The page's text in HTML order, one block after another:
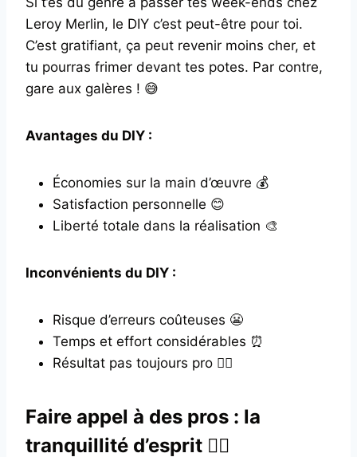
Leroy Merlin, le DIY c’est peut-être pour toi.
C’est gratifiant, ça peut revenir moins cher, et
tu pourras frimer devant tes potes. Par contre,
gare aux galères ! 😅
Avantages du DIY :
Économies sur la main d’œuvre 💰
Satisfaction personnelle 😊
Liberté totale dans la réalisation 🎨
Inconvénients du DIY :
Risque d’erreurs coûteuses 😬
Temps et effort considérables ⏰
Résultat pas toujours pro 🤷‍♂️
Faire appel à des pros : la
tranquillité d’esprit 👷‍♂️